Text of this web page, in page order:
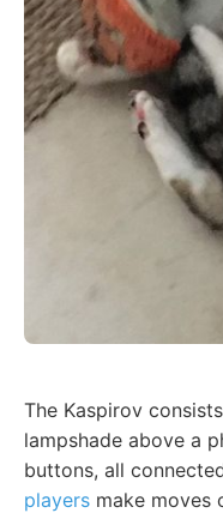
The Kaspirov
lampshade above a
buttons, all
players make moves